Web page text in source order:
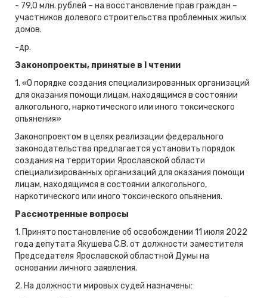
- 79,0 млн. рублей – на восстановление прав граждан –
участников долевого строительства проблемных жилых
домов.
-др.
Законопроекты, принятые в
чтении
1. «О порядке создания специализированных организаций
для оказания помощи лицам, находящимся в состоянии
алкогольного, наркотического или иного токсического
опьянения»
Законопроектом в целях реализации федерального
законодательства предлагается установить порядок
создания на территории Ярославской области
специализированных организаций для оказания помощи
лицам, находящимся в состоянии алкогольного,
наркотического или иного токсического опьянения.
Рассмотренные вопросы
1. Принято постановление об освобождении 11 июля 2022
года депутата Якушева С.В. от должности заместителя
Председателя Ярославской областной Думы на
основании личного заявления.
2. На должности мировых судей назначены: